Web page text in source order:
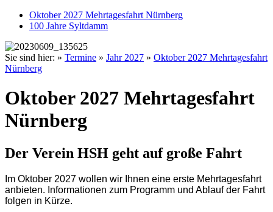
Oktober 2027 Mehrtagesfahrt Nürnberg
100 Jahre Syltdamm
Sie sind hier: » Termine » Jahr 2027 » Oktober 2027 Mehrtagesfahrt
Nürnberg
Oktober 2027 Mehrtagesfahrt
Nürnberg
Der Verein HSH geht auf große Fahrt
Im Oktober 2027 wollen wir Ihnen eine erste Mehrtagesfahrt
anbieten. Informationen zum Programm und Ablauf der Fahrt
folgen in Kürze.